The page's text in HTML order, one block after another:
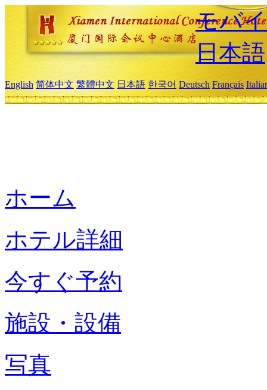
モバ
日本語
English 简体中文 繁體中文 日本語 한국어 Deutsch Français
ホーム
ホテル詳細
今すぐ予約
施設・設備
写真